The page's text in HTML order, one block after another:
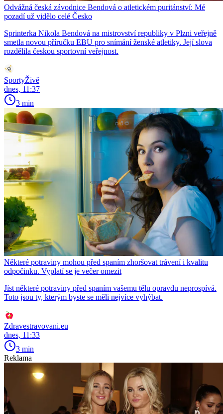
Odvážná česká závodnice Bendová o atletickém puritánství: Mé
pozadí už vidělo celé Česko
Sprinterka Nikola Bendová na mistrovství republiky v Plzni veřejně
smetla novou příručku EBU pro snímání ženské atletiky. Její slova
rozdělila českou sportovní veřejnost.
SportyŽivě
dnes, 11:37
3 min
Některé potraviny mohou před spaním zhoršovat trávení i kvalitu
odpočinku. Vyplatí se je večer omezit
Jíst některé potraviny před spaním vašemu tělu opravdu neprospívá.
Toto jsou ty, kterým byste se měli nejvíce vyhýbat.
Zdravestravovani.eu
dnes, 11:33
3 min
Reklama